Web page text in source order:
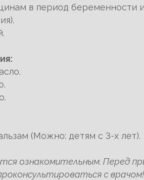
в период беременности
(Можно: детям с 3-х лет).
ознакомительным. Перед
с врачом!